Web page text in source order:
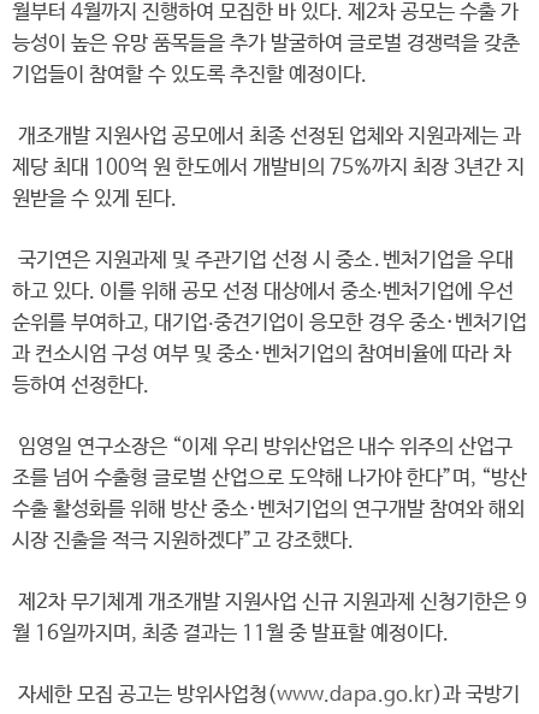
월부터 4월까지 진행하여 모집한 바 있다. 제2차 공모는 수출 가
능성이 높은 유망 품목들을 추가 발굴하여 글로벌 경쟁력을 갖춘
기업들이 참여할 수 있도록 추진할 예정이다.
개조개발 지원사업 공모에서 최종 선정된 업체와 지원과제는 과
제당 최대 100억 원 한도에서 개발비의 75%까지 최장 3년간 지
원받을 수 있게 된다.
국기연은 지원과제 및 주관기업 선정 시 중소․벤처기업을 우대
하고 있다. 이를 위해 공모 선정 대상에서 중소‧벤처기업에 우선
순위를 부여하고, 대기업‧중견기업이 응모한 경우 중소·벤처기업
과 컨소시엄 구성 여부 및 중소·벤처기업의 참여비율에 따라 차
등하여 선정한다.
임영일 연구소장은 “이제 우리 방위산업은 내수 위주의 산업구
조를 넘어 수출형 글로벌 산업으로 도약해 나가야 한다”며, “방산
수출 활성화를 위해 방산 중소·벤처기업의 연구개발 참여와 해외
시장 진출을 적극 지원하겠다”고 강조했다.
제2차 무기체계 개조개발 지원사업 신규 지원과제 신청기한은 9
월 16일까지며, 최종 결과는 11월 중 발표할 예정이다.
자세한 모집 공고는 방위사업청(www.dapa.go.kr)과 국방기